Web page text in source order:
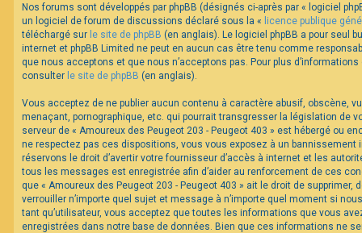
Nos forums sont développés par phpBB (désignés ci-après par « logiciel
un logiciel de forum de discussions déclaré sous la « licence publique
téléchargé sur le site de phpBB (en anglais). Le logiciel phpBB a pour seul
internet et phpBB Limited ne peut en aucun cas être tenu comme
que nous acceptons et que nous n’acceptons pas. Pour plus
consulter le site de phpBB (en anglais).
Vous acceptez de ne publier aucun contenu à caractère abusif, obscène,
menaçant, pornographique, etc. qui pourrait transgresser la législation de
serveur de « Amoureux des Peugeot 203 - Peugeot 403 » est hébergé ou
ne respectez pas ces dispositions, vous vous exposez à un
réservons le droit d’avertir votre fournisseur d’accès à internet et les
tous les messages est enregistrée afin d’aider au renforcement de ces
que « Amoureux des Peugeot 203 - Peugeot 403 » ait le droit de supprimer,
verrouiller n’importe quel sujet et message à n’importe quel moment si
tant qu’utilisateur, vous acceptez que toutes les informations que vous
enregistrées dans notre base de données. Bien que ces informations ne